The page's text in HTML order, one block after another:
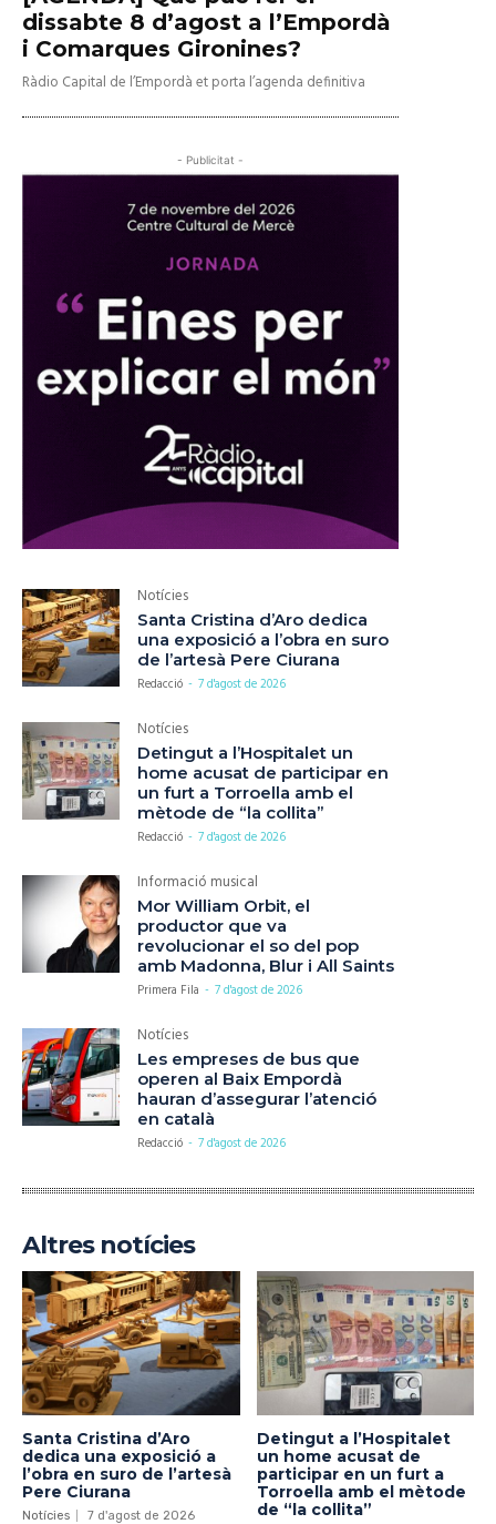
dissabte 8 d’agost a l’Empordà
i Comarques Gironines?
Ràdio Capital de l’Empordà et porta l’agenda definitiva
- Publicitat -
Notícies
Santa Cristina d’Aro dedica
una exposició a l’obra en suro
de l’artesà Pere Ciurana
Redacció - 7 d'agost de 2026
Notícies
Detingut a l’Hospitalet un
home acusat de participar en
un furt a Torroella amb el
mètode de “la collita”
Redacció - 7 d'agost de 2026
Informació musical
Mor William Orbit, el
productor que va
revolucionar el so del pop
amb Madonna, Blur i All Saints
Primera Fila - 7 d'agost de 2026
Notícies
Les empreses de bus que
operen al Baix Empordà
hauran d’assegurar l’atenció
en català
Redacció - 7 d'agost de 2026
Altres notícies
Santa Cristina d’Aro
dedica una exposició a
l’obra en suro de l’artesà
Pere Ciurana
Notícies 7 d'agost de 2026
Detingut a l’Hospitalet
un home acusat de
participar en un furt a
Torroella amb el mètode
de “la collita”